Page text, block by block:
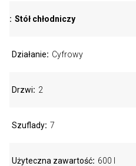
Stół chłodniczy
Działanie Cyfrowy
Drzwi 2
Szuflady 7
Użyteczna zawartość 600 l